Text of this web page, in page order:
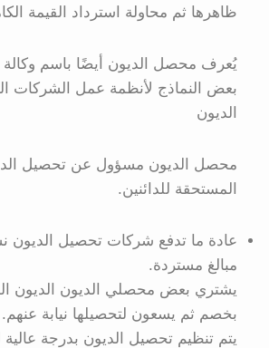
ظاهرها ثم محاولة استرداد القيمة
يُعرف محصل الديون أيضًا باسم وكالة
بعض النماذج لأنظمة عمل الشركات
الديون
محصل الديون مسؤول عن تحصيل
المستحقة للدائنين.
عادة ما تدفع شركات تحصيل الديون
مبالغ مستردة.
يشتري بعض محصلي الديون الديون
بخصم ثم يسعون لتحصيلها نيابة عنهم.
يتم تنظيم تحصيل الديون بدرجة عالية